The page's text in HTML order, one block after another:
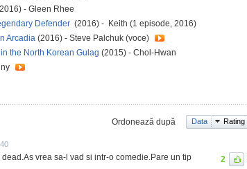
- Gleen Rhee
Defender (2016) - Keith (1 episode, 2016)
Arcadia (2016) - Steve Palchuk (voce)
the North Korean Gulag (2015) - Chol-Hwan
Ordonează după Data Rating
vrea sa-l vad si intr-o comedie.Pare un tip
2